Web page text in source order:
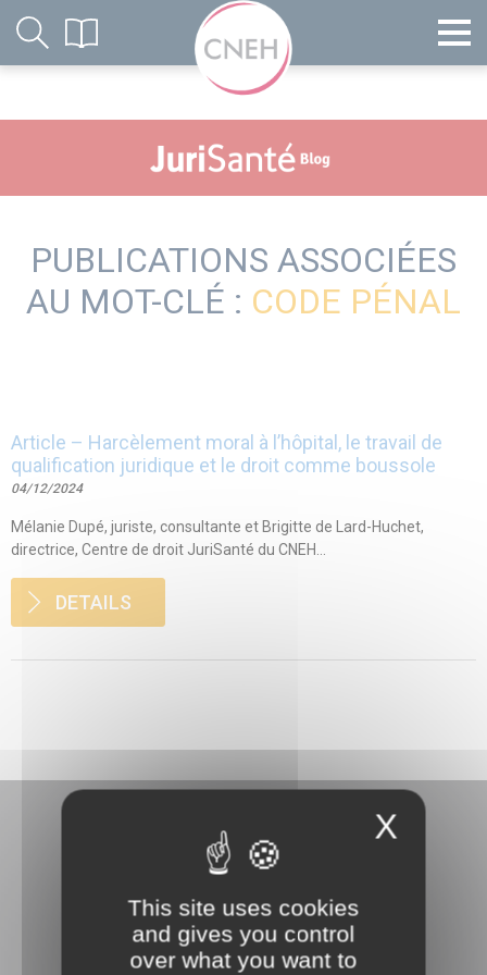
PUBLICATIONS ASSOCIÉES
AU MOT-CLÉ : CODE PÉNAL
Article – Harcèlement moral à l’hôpital, le travail de
qualification juridique et le droit comme boussole
04/12/2024
Mélanie Dupé, juriste, consultante et Brigitte de Lard-Huchet,
directrice, Centre de droit JuriSanté du CNEH...
DETAILS
3 rue Danton
92240 Malakoff
X
This site uses cookies
and gives you control
over what you want to